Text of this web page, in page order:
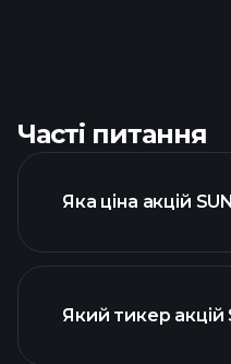
Часті питання
Яка ціна акцій
Який тикер акцій